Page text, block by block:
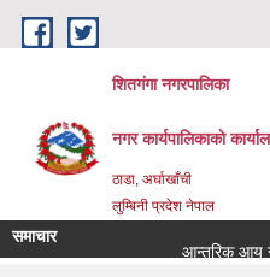
Skip to main content
शितगंगा नगरपालिका
नगर कार्यपालिकाकाे
ठाडा, अर्घाखाँची
लुम्बिनी प्रदेश नेपाल
समाचार
आन्तरिक आय